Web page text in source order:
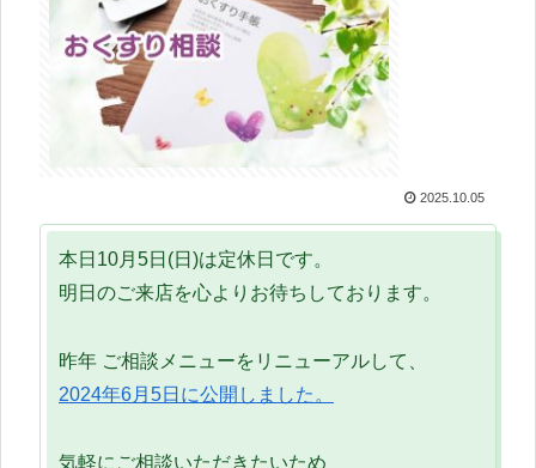
2025.10.05
本日10月5日(日)は定休日です。
明日のご来店を心よりお待ちしております。
昨年 ご相談メニューをリニューアルして、
2024年6月5日に公開しました。
気軽にご相談いただきたいため